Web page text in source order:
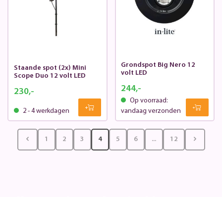
Staande spot (2x) Mini
Scope Duo 12 volt LED
230,-
2 - 4 werkdagen
Grondspot Big Nero 12
volt LED
244,-
Op voorraad:
vandaag verzonden
1 2 3 4 5 6 ... 12